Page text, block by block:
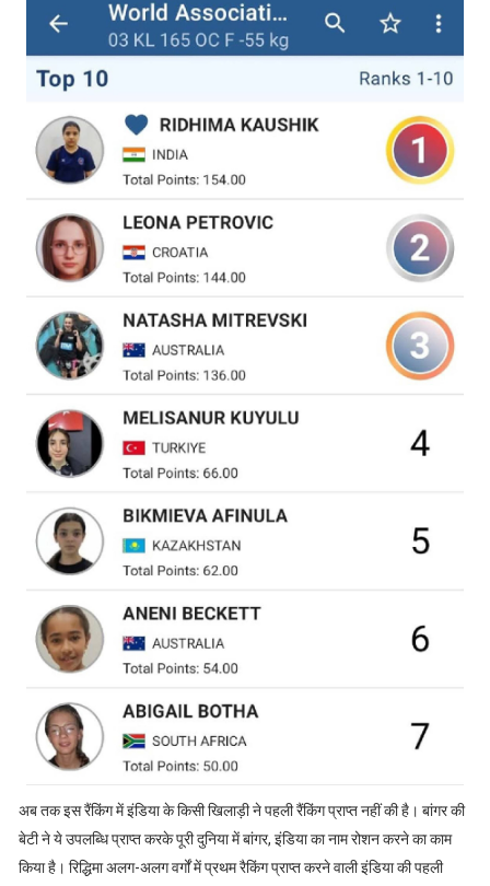
अब तक इस रैंकिंग में इंडिया के किसी खिलाड़ी ने पहली रैंकिंग प्राप्त नहीं की है। बांगर की
बेटी ने ये उपलब्धि प्राप्त करके पूरी दुनिया में बांगर, इंडिया का नाम रोशन करने का काम
किया है। रिद्धिमा अलग-अलग वर्गों में प्रथम रैकिंग प्राप्त करने वाली इंडिया की पहली